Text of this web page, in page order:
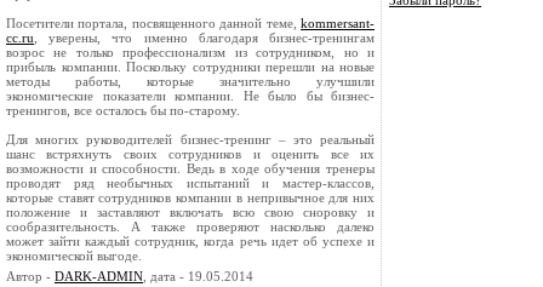
Посетители портала, посвященного данной теме, kommersant-
cc.ru , уверены, что именно благодаря бизнес-тренингам
возрос не только профессионализм из сотрудником, но и
прибыль компании. Поскольку сотрудники перешли на новые
методы работы, которые значительно улучшили
экономические показатели компании. Не было бы бизнес-
тренингов, все осталось бы по-старому.
Для многих руководителей бизнес-тренинг – это реальный
шанс встряхнуть своих сотрудников и оценить все их
возможности и способности. Ведь в ходе обучения тренеры
проводят ряд необычных испытаний и мастер-классов,
которые ставят сотрудников компании в непривычное для них
положение и заставляют включать всю свою сноровку и
сообразительность. А также проверяют насколько далеко
может зайти каждый сотрудник, когда речь идет об успехе и
экономической выгоде.
Автор - DARK-ADMIN , дата - 19.05.2014